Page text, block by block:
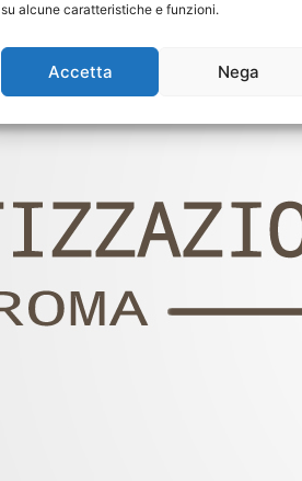
su alcune caratteristiche e funzioni.
Accetta Nega